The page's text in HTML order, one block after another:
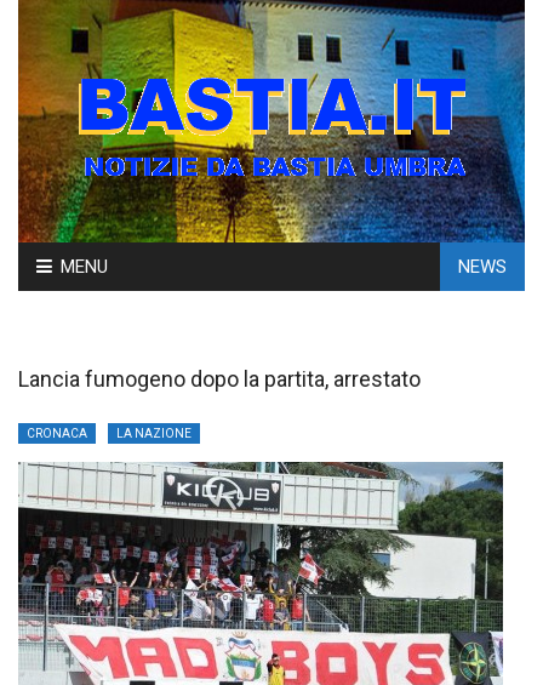
Skip
to
MENU NEWS
Lancia fumogeno dopo la partita, arrestato
CRONACA LA NAZIONE